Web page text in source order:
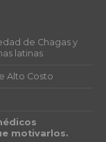
de Chagas y
latinas
Alto Costo
motivarlos.